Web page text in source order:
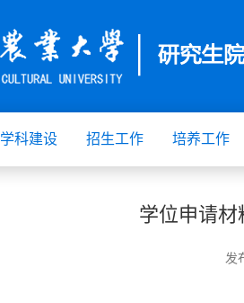
学科建设 招生工作 培养工作
学位申请材
发